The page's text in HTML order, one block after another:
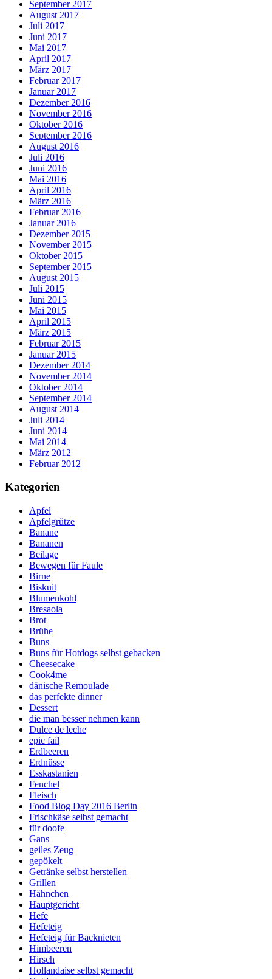
September 2017
August 2017
Juli 2017
Juni 2017
Mai 2017
April 2017
März 2017
Februar 2017
Januar 2017
Dezember 2016
November 2016
Oktober 2016
September 2016
August 2016
Juli 2016
Juni 2016
Mai 2016
April 2016
März 2016
Februar 2016
Januar 2016
Dezember 2015
November 2015
Oktober 2015
September 2015
August 2015
Juli 2015
Juni 2015
Mai 2015
April 2015
März 2015
Februar 2015
Januar 2015
Dezember 2014
November 2014
Oktober 2014
September 2014
August 2014
Juli 2014
Juni 2014
Mai 2014
März 2012
Februar 2012
Kategorien
Apfel
Apfelgrütze
Banane
Bananen
Beilage
Bewegen für Faule
Birne
Biskuit
Blumenkohl
Bresaola
Brot
Brühe
Buns
Buns für Hotdogs selbst gebacken
Cheesecake
Cook4me
dänische Remoulade
das perfekte dinner
Dessert
die man besser nehmen kann
Dulce de leche
epic fail
Erdbeeren
Erdnüsse
Esskastanien
Fenchel
Fleisch
Food Blog Day 2016 Berlin
Frischkäse selbst gemacht
für doofe
Gans
geiles Zeug
gepökelt
Getränke selbst herstellen
Grillen
Hähnchen
Hauptgericht
Hefe
Hefeteig
Hefeteig für Backnieten
Himbeeren
Hirsch
Hollandaise selbst gemacht